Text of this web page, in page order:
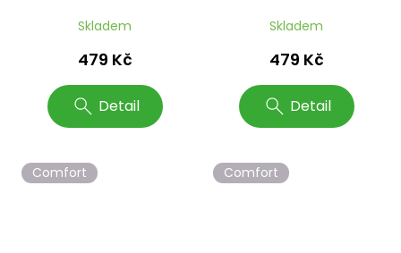
Skladem
479 Kč
Detail
Skladem
479 Kč
Detail
Comfort Comfort